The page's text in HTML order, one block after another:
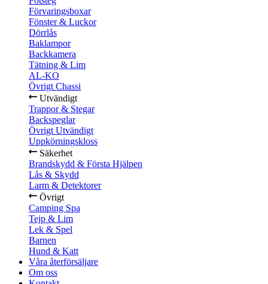
Förvaringsboxar
Fönster & Luckor
Dörrlås
Baklampor
Backkamera
Tätning & Lim
AL-KO
Övrigt Chassi
Utvändigt
Trappor & Stegar
Backspeglar
Övrigt Utvändigt
Uppkörningskloss
Säkerhet
Brandskydd & Första Hjälpen
Lås & Skydd
Larm & Detektorer
Övrigt
Camping Spa
Tejp & Lim
Lek & Spel
Barnen
Hund & Katt
Våra återförsäljare
Om oss